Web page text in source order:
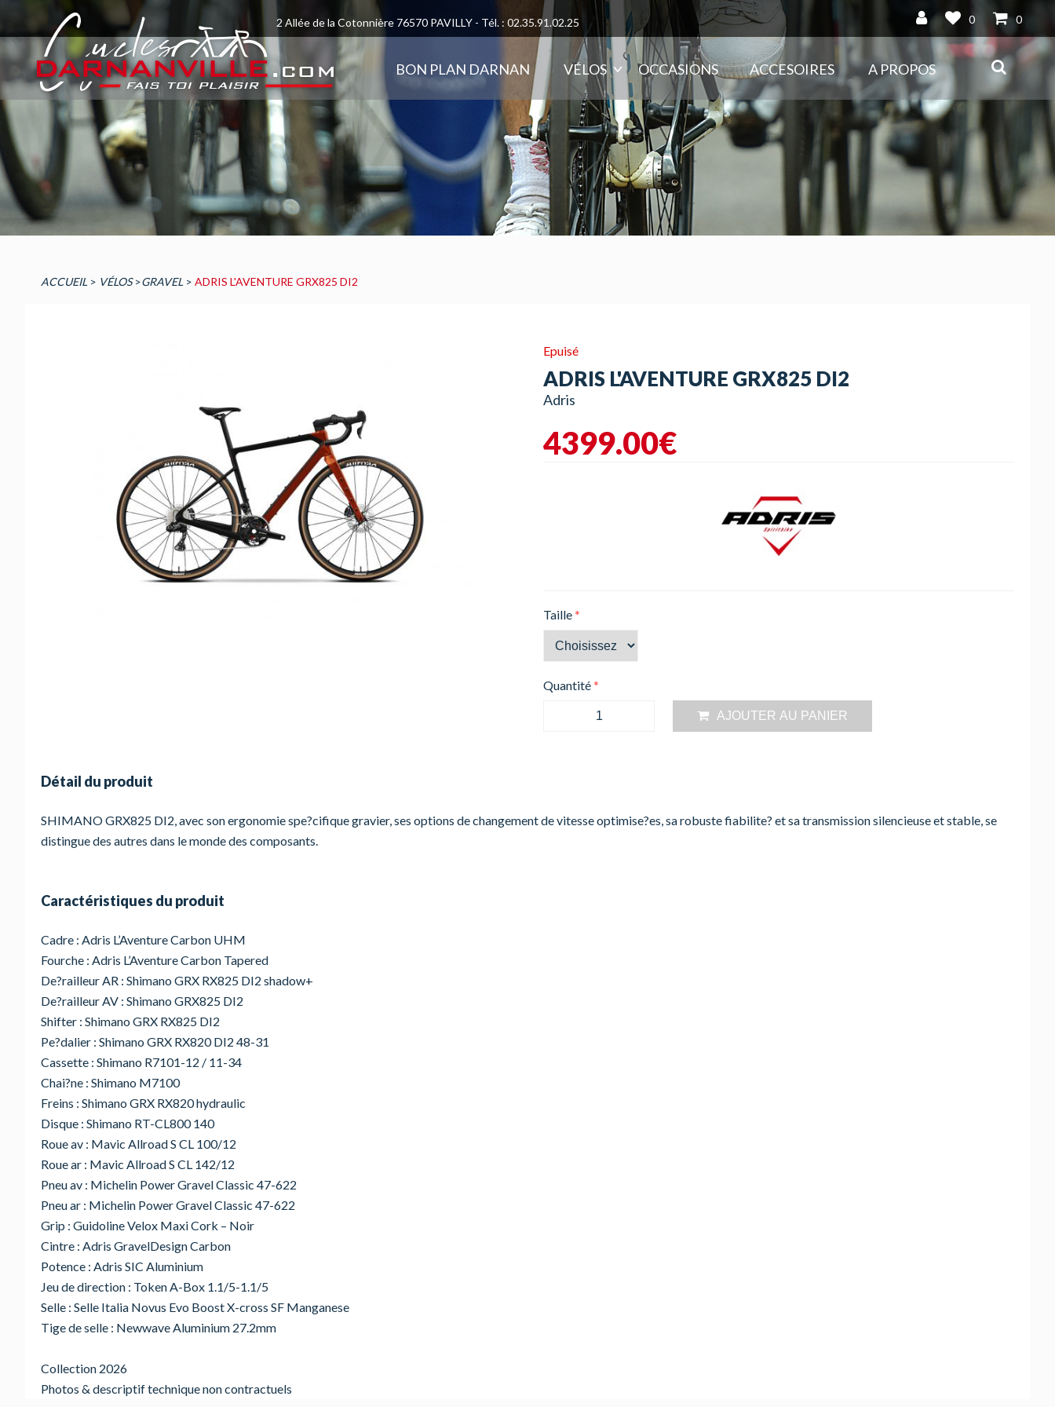
2 Allée de la Cotonnière 76570 PAVILLY - Tél. : 02.35.91.02.25 0 0
BON PLAN DARNAN VÉLOS OCCASIONS ACCESOIRES A PROPOS
ACCUEIL > VÉLOS>GRAVEL > ADRIS L'AVENTURE GRX825 DI2
Epuisé
ADRIS L'AVENTURE GRX825 DI2
Adris
4399.00€
Taille*
Quantité*
AJOUTER AU PANIER
Détail du produit
SHIMANO GRX825 DI2, avec son ergonomie spe?cifique gravier, ses options de changement de vitesse optimise?es, sa robuste fiabilite? et sa transmission silencieuse et stable, se
distingue des autres dans le monde des composants.
Caractéristiques du produit
Cadre : Adris L’Aventure Carbon UHM
Fourche : Adris L’Aventure Carbon Tapered
De?railleur AR : Shimano GRX RX825 DI2 shadow+
De?railleur AV : Shimano GRX825 DI2
Shifter : Shimano GRX RX825 DI2
Pe?dalier : Shimano GRX RX820 DI2 48-31
Cassette : Shimano R7101-12 / 11-34
Chai?ne : Shimano M7100
Freins : Shimano GRX RX820 hydraulic
Disque : Shimano RT-CL800 140
Roue av : Mavic Allroad S CL 100/12
Roue ar : Mavic Allroad S CL 142/12
Pneu av : Michelin Power Gravel Classic 47-622
Pneu ar : Michelin Power Gravel Classic 47-622
Grip : Guidoline Velox Maxi Cork – Noir
Cintre : Adris GravelDesign Carbon
Potence : Adris SIC Aluminium
Jeu de direction : Token A-Box 1.1/5-1.1/5
Selle : Selle Italia Novus Evo Boost X-cross SF Manganese
Tige de selle : Newwave Aluminium 27.2mm
Collection 2026
Photos & descriptif technique non contractuels